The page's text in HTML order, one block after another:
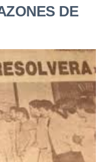
DE